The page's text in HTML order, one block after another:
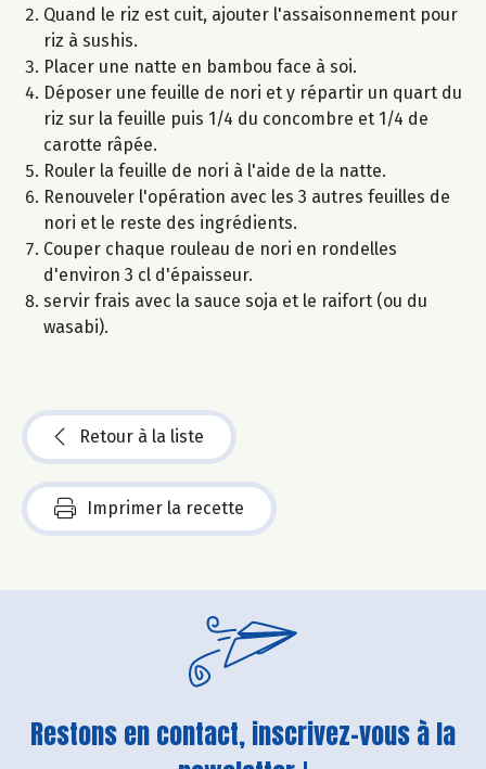
Quand le riz est cuit, ajouter l'assaisonnement pour
riz à sushis.
Placer une natte en bambou face à soi.
Déposer une feuille de nori et y répartir un quart du
riz sur la feuille puis 1/4 du concombre et 1/4 de
carotte râpée.
Rouler la feuille de nori à l'aide de la natte.
Renouveler l'opération avec les 3 autres feuilles de
nori et le reste des ingrédients.
Couper chaque rouleau de nori en rondelles
d'environ 3 cl d'épaisseur.
servir frais avec la sauce soja et le raifort (ou du
wasabi).
Retour à la liste
Imprimer la recette
Restons en contact, inscrivez-vous à la